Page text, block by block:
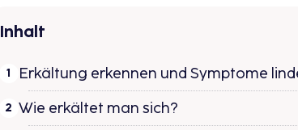
Inhalt
Erkältung erkennen und Symptome
Wie erkältet man sich?​